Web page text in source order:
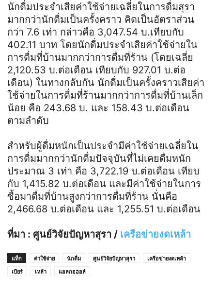
นักดื่มประจำเสียค่าใช้จ่ายเฉลี่ยในการดื่มสุรา
มากกว่านักดื่มเป็นครั้งคราว คิดเป็นอัตราส่วน
กว่า 7.6 เท่า กล่าวคือ 3,047.54 บ.เทียบกับ
402.11 บาท โดยนักดื่มประจำเสียค่าใช้จ่ายใน
การดื่มที่บ้านมากกว่าการดื่มที่ร้าน (โดยเฉลี่ย
2,120.53 บ.ต่อเตือน เทียบกับ 927.01 บ.ต่อ
เดือน) ในทางกลับกัน นักดื่มเป็นครั้งคราวเสียค่า
ใช้จ่ายในการดื่มที่ร้านมากกว่าการดื่มที่บ้านเล็ก
น้อย คือ 243.68 บ. และ 158.43 บ.ต่อเดือน
ตามลำดับ
สำหรับผู้ดื่มหนักเป็นประจำมีค่าใช้จ่ายเฉลี่ยใน
การดื่มมากกว่านักดื่มปัจจุบันที่ไม่เคยดื่มหนัก
ประมาณ 3 เท่า คือ 3,722.19 บ.ต่อเดือน เทียบ
กับ 1,415.82 บ.ต่อเดือน และมีค่าใช้จ่ายในการ
ซื้อมาดื่มที่บ้านสูงกว่าการดื่มที่ร้าน นั่นคือ
2,466.68 บ.ต่อเดือน และ 1,255.51 บ.ต่อเดือน
ที่มา : ศูนย์วิจัยปัญหาสุรา / เครือข่ายงดเหล้า
แท็ก ค่าใช้จ่าย นักดื่ม ศูนย์วิจัยปัญหาสุรา
เครือข่ายงดเหล้า
เบียร์
เหล้า แอลกอฮอล์